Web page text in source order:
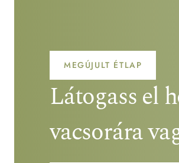
MEGÚJULT ÉTLAP
Látogass el
vacsorára